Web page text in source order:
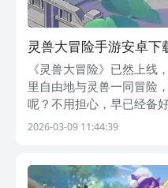
灵兽大冒险手游安卓
戏手机版怎么下载
《灵兽大冒险》已然上线
里自由地与灵兽一同冒险
呢？不用担心，早已经备
享这就送上，只需几个步
兽...
2026-03-09 11:44:39